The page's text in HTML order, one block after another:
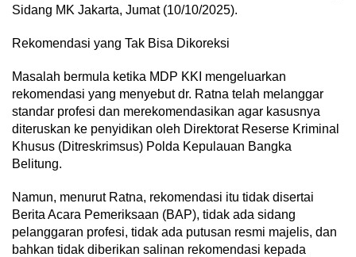
Sidang MK Jakarta, Jumat (10/10/2025).
Rekomendasi yang Tak Bisa Dikoreksi
Masalah bermula ketika MDP KKI mengeluarkan
rekomendasi yang menyebut dr. Ratna telah melanggar
standar profesi dan merekomendasikan agar kasusnya
diteruskan ke penyidikan oleh Direktorat Reserse Kriminal
Khusus (Ditreskrimsus) Polda Kepulauan Bangka
Belitung.
Namun, menurut Ratna, rekomendasi itu tidak disertai
Berita Acara Pemeriksaan (BAP), tidak ada sidang
pelanggaran profesi, tidak ada putusan resmi majelis, dan
bahkan tidak diberikan salinan rekomendasi kepada